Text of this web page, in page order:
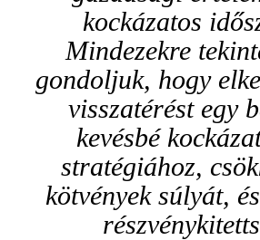
kockázatos
Mindezekre
gondoljuk, hogy
visszatérést egy
kevésbé
stratégiához,
kötvények súlyát,